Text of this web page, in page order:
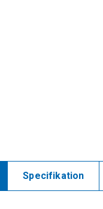
Specifikation